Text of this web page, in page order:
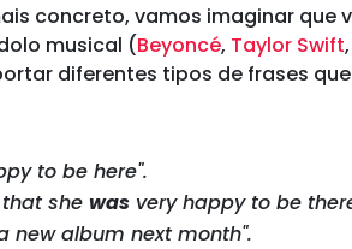
concreto, vamos imaginar que
musical (Beyoncé, Taylor Swift,
diferentes tipos de frases
to be here".
that shewas very happy to be
new album next month".